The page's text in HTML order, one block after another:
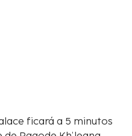
ficará a 5 minutos